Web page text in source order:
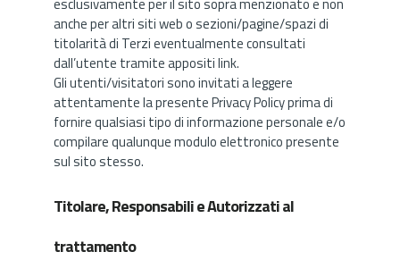
anche per altri siti web o sezioni/pagine/spazi di
titolarità di Terzi eventualmente consultati
dall’utente tramite appositi link.
Gli utenti/visitatori sono invitati a leggere
attentamente la presente Privacy Policy prima di
fornire qualsiasi tipo di informazione personale e/o
compilare qualunque modulo elettronico presente
sul sito stesso.
Titolare, Responsabili e Autorizzati al
trattamento